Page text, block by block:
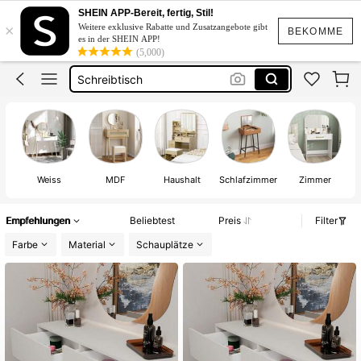
BEKOMME
×
SHEIN APP-Bereit, fertig, Stil!
Weitere exklusive Rabatte und Zusatzangebote gibt
es in der SHEIN APP!
(5,000)
Schminktisch Schwarz
Schminktisch
Schminktisch Mit Spiegel
Schreibtisch
Schminktisch Schwarz
Schminktisch
Weiss MDF Haushalt Schlafzimmer Zimmer
Empfehlungen Beliebtest Preis
Filter
Farbe
Material Schauplätze